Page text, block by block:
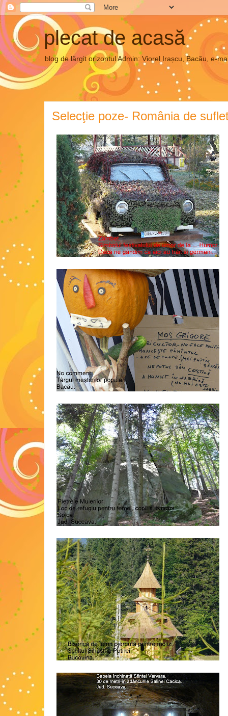
plecat de acasă
blog de lărgit orizontul Admin: Viorel Irașcu, Bacău, e-
Selecţie poze- România de